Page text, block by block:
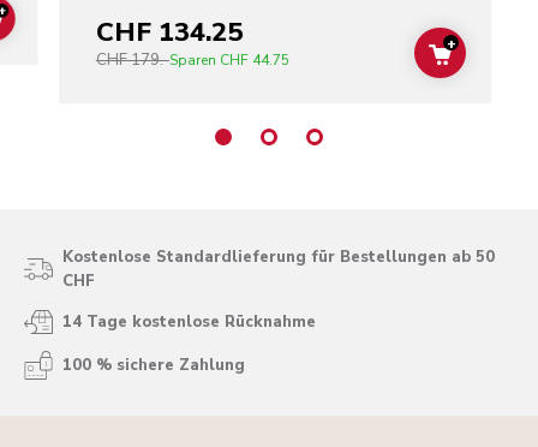
ADD TO CARTCHF 134.25
CHF 179.-Sparen CHF 44.75 ADD TO
+
Kostenlose Standardlieferung für Bestellungen ab 50
CHF
14 Tage kostenlose Rücknahme
100 % sichere Zahlung